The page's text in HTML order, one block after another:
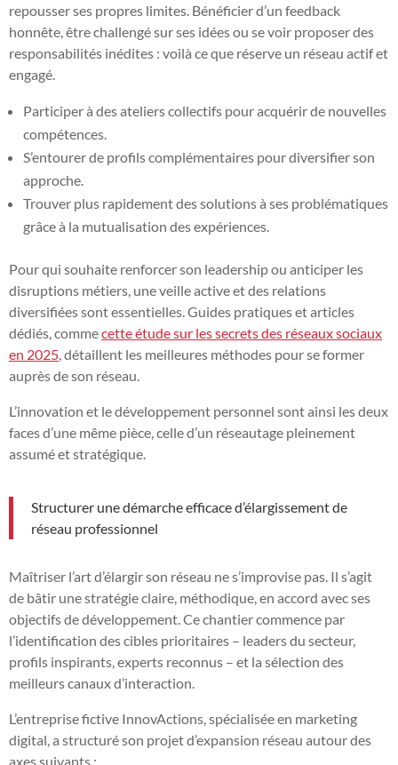
repousser ses propres limites. Bénéficier d’un feedback
honnête, être challengé sur ses idées ou se voir proposer des
responsabilités inédites : voilà ce que réserve un réseau actif et
engagé.
Participer à des ateliers collectifs pour acquérir de nouvelles
compétences.
S’entourer de profils complémentaires pour diversifier son
approche.
Trouver plus rapidement des solutions à ses problématiques
grâce à la mutualisation des expériences.
Pour qui souhaite renforcer son leadership ou anticiper les
disruptions métiers, une veille active et des relations
diversifiées sont essentielles. Guides pratiques et articles
dédiés, commecette étude sur les secrets des réseaux sociaux
en 2025 , détaillent les meilleures méthodes pour se former
auprès de son réseau.
L’innovation et le développement personnel sont ainsi les deux
faces d’une même pièce, celle d’un réseautage pleinement
assumé et stratégique.
Structurer une démarche efficace d’élargissement de
réseau professionnel
Maîtriser l’art d’élargir son réseau ne s’improvise pas. Il s’agit
de bâtir une stratégie claire, méthodique, en accord avec ses
objectifs de développement. Ce chantier commence par
l’identification des cibles prioritaires – leaders du secteur,
profils inspirants, experts reconnus – et la sélection des
meilleurs canaux d’interaction.
L’entreprise fictive InnovActions, spécialisée en marketing
digital, a structuré son projet d’expansion réseau autour des
axes suivants :